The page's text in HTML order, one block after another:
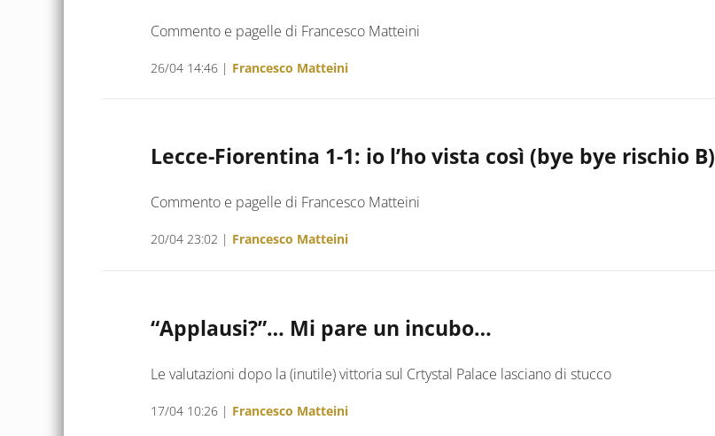
Commento e pagelle di Francesco Matteini
26/04 14:46 | Francesco Matteini
Lecce-Fiorentina 1-1: io l’ho vista così (bye bye rischio B)
Commento e pagelle di Francesco Matteini
20/04 23:02 | Francesco Matteini
“Applausi?”… Mi pare un incubo…
Le valutazioni dopo la (inutile) vittoria sul Crtystal Palace lasciano di stucco
17/04 10:26 | Francesco Matteini